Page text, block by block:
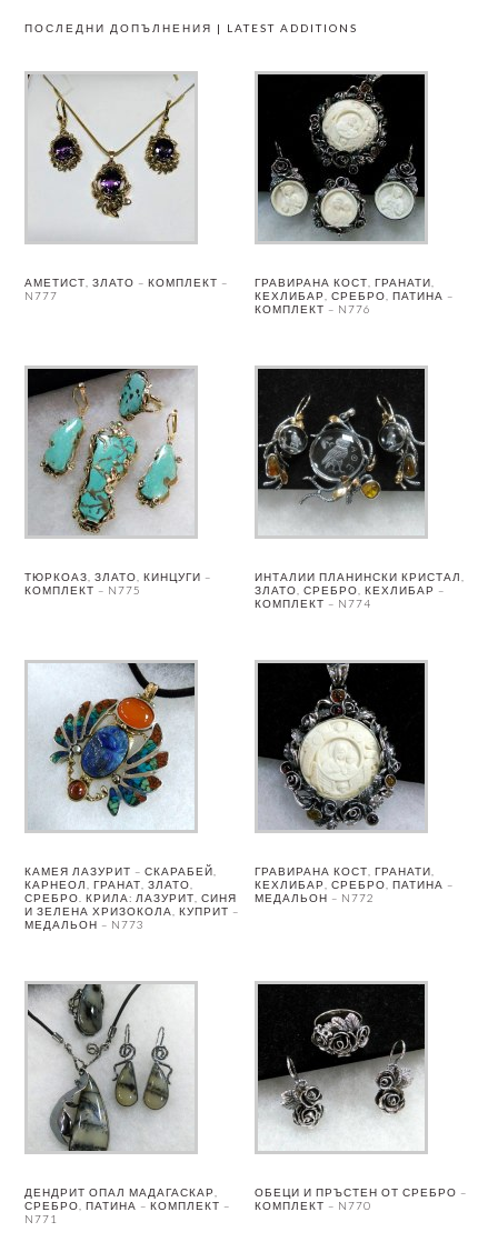
ПОСЛЕДНИ ДОПЪЛНЕНИЯ | LATEST ADDITIONS
АМЕТИСТ, ЗЛАТО – КОМПЛЕКТ –
N777
ГРАВИРАНА КОСТ, ГРАНАТИ,
КЕХЛИБАР, СРЕБРО, ПАТИНА –
КОМПЛЕКТ – N776
ТЮРКОАЗ, ЗЛАТО, КИНЦУГИ –
КОМПЛЕКТ – N775
ИНТАЛИИ ПЛАНИНСКИ КРИСТАЛ,
ЗЛАТО, СРЕБРО, КЕХЛИБАР –
КОМПЛЕКТ – N774
КАМЕЯ ЛАЗУРИТ – СКАРАБЕЙ,
КАРНЕОЛ, ГРАНАТ, ЗЛАТО,
СРЕБРО. КРИЛА: ЛАЗУРИТ, СИНЯ
И ЗЕЛЕНА ХРИЗОКОЛА, КУПРИТ –
МЕДАЛЬОН – N773
ГРАВИРАНА КОСТ, ГРАНАТИ,
КЕХЛИБАР, СРЕБРО, ПАТИНА –
МЕДАЛЬОН – N772
ДЕНДРИТ ОПАЛ МАДАГАСКАР,
СРЕБРО, ПАТИНА – КОМПЛЕКТ –
N771
ОБЕЦИ И ПРЪСТЕН ОТ СРЕБРО –
КОМПЛЕКТ – N770